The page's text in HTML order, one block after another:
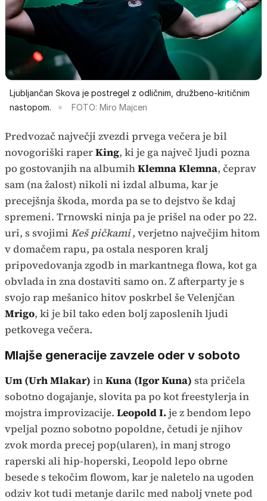
Ljubljančan Skova je postregel z odličnim, družbeno-kritičnim
nastopom.
FOTO: Miro Majcen
Predvozač največji zvezdi prvega večera je bil
novogoriški raperKing, ki je ga največ ljudi pozna
po gostovanjih na albumihKlemna Klemna, čeprav
sam (na žalost) nikoli ni izdal albuma, kar je
precejšnja škoda, morda pa se to dejstvo še kdaj
spremeni. Trnowski ninja pa je prišel na oder po 22.
uri, s svojimi Keš pičkami, verjetno največjim hitom
v domačem rapu, pa ostala nesporen kralj
pripovedovanja zgodb in markantnega flowa, kot ga
obvlada in zna dostaviti samo on. Z afterparty je s
svojo rap mešanico hitov poskrbel še Velenjčan
Mrigo, ki je bil tako eden bolj zaposlenih ljudi
petkovega večera.
Mlajše generacije zavzele oder v soboto
Um (Urh Mlakar) inKuna (Igor Kuna) sta pričela
sobotno dogajanje, slovita pa po kot freestylerja in
mojstra improvizacije. Leopold I.je z bendom lepo
vpeljal pozno sobotno popoldne, četudi je njihov
zvok morda precej pop(ularen), in manj strogo
raperski ali hip-hoperski, Leopold lepo obrne
besede s tekočim flowom, kar je naletelo na ugoden
odziv kot tudi metanje darilc med nabolj vnete pod